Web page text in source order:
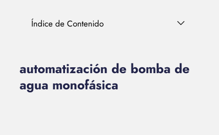
Índice de Contenido
automatización de bomba de
agua monofásica